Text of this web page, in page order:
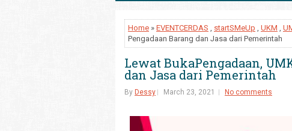
Home » EVENTCERDAS , startSMeUp , UKM ,
Pengadaan Barang dan Jasa dari Pemerintah
Lewat BukaPengadaan,
dan Jasa dari Pemerintah
By Dessy March 23, 2021 No comments